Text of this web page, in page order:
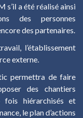
s’il a été réalisé ainsi
des personnes
des partenaires.
l’établissement
externe.
permettra de faire
des chantiers
fois hiérarchisés et
le plan d’actions